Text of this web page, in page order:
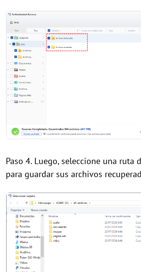
Paso 4. Luego, seleccione una ruta
para guardar sus archivos